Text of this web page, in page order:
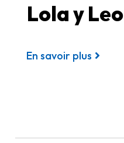
Lola y Leo
En savoir plus